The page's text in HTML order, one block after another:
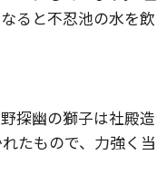
ると不忍池の水を飲
探幽の獅子は社殿造
たもので、力強く当